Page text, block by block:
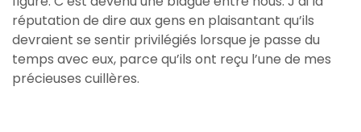
réputation de dire aux gens en plaisantant qu’ils
devraient se sentir privilégiés lorsque je passe du
temps avec eux, parce qu’ils ont reçu l’une de mes
précieuses cuillères.